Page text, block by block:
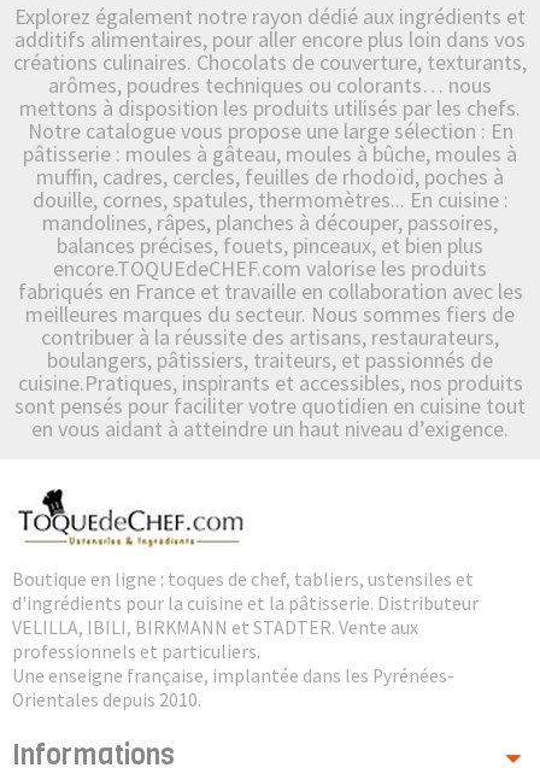
Explorez également notre rayon dédié aux ingrédients et
additifs alimentaires, pour aller encore plus loin dans vos
créations culinaires. Chocolats de couverture, texturants,
arômes, poudres techniques ou colorants… nous
mettons à disposition les produits utilisés par les chefs.
Notre catalogue vous propose une large sélection : En
pâtisserie : moules à gâteau, moules à bûche, moules à
muffin, cadres, cercles, feuilles de rhodoïd, poches à
douille, cornes, spatules, thermomètres... En cuisine :
mandolines, râpes, planches à découper, passoires,
balances précises, fouets, pinceaux, et bien plus
encore.TOQUEdeCHEF.com valorise les produits
fabriqués en France et travaille en collaboration avec les
meilleures marques du secteur. Nous sommes fiers de
contribuer à la réussite des artisans, restaurateurs,
boulangers, pâtissiers, traiteurs, et passionnés de
cuisine.Pratiques, inspirants et accessibles, nos produits
sont pensés pour faciliter votre quotidien en cuisine tout
en vous aidant à atteindre un haut niveau d’exigence.
Boutique en ligne : toques de chef, tabliers, ustensiles et
d'ingrédients pour la cuisine et la pâtisserie. Distributeur
VELILLA, IBILI, BIRKMANN et STADTER. Vente aux
professionnels et particuliers.
Une enseigne française, implantée dans les Pyrénées-
Orientales depuis 2010.
Informations